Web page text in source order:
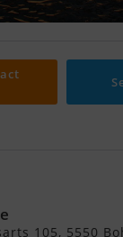
105, 5550